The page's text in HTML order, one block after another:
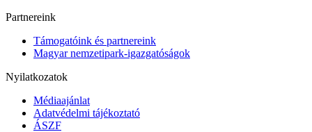
Partnereink
Támogatóink és partnereink
Magyar nemzetipark-igazgatóságok
Nyilatkozatok
Médiaajánlat
Adatvédelmi tájékoztató
ÁSZF